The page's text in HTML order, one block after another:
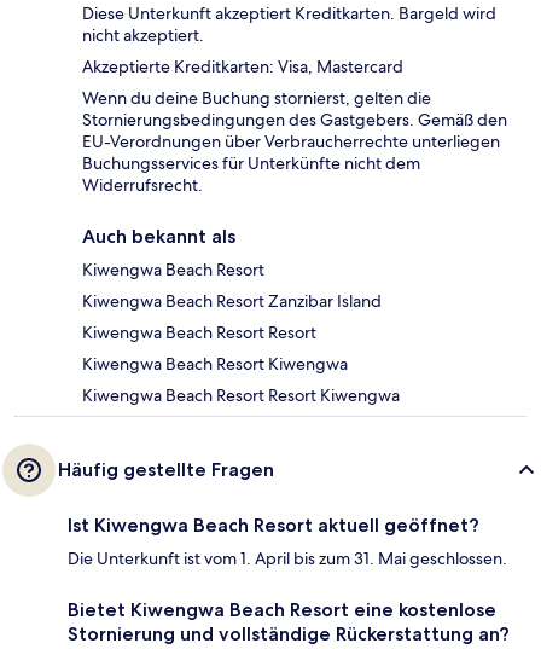
Diese Unterkunft akzeptiert Kreditkarten. Bargeld wird
nicht akzeptiert.
Akzeptierte Kreditkarten: Visa, Mastercard
Wenn du deine Buchung stornierst, gelten die
Stornierungsbedingungen des Gastgebers. Gemäß den
EU-Verordnungen über Verbraucherrechte unterliegen
Buchungsservices für Unterkünfte nicht dem
Widerrufsrecht.
Auch bekannt als
Kiwengwa Beach Resort
Kiwengwa Beach Resort Zanzibar Island
Kiwengwa Beach Resort Resort
Kiwengwa Beach Resort Kiwengwa
Kiwengwa Beach Resort Resort Kiwengwa
Häufig gestellte Fragen
Ist Kiwengwa Beach Resort aktuell geöffnet?
Die Unterkunft ist vom 1. April bis zum 31. Mai geschlossen.
Bietet Kiwengwa Beach Resort eine kostenlose
Stornierung und vollständige Rückerstattung an?